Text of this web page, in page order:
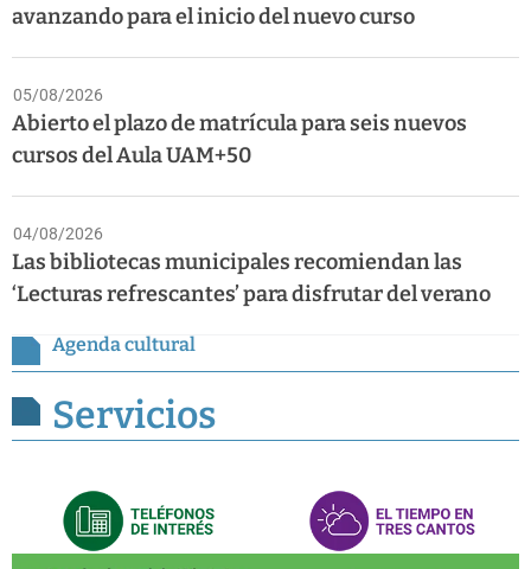
avanzando para el inicio del nuevo curso
05/08/2026
Abierto el plazo de matrícula para seis nuevos
cursos del Aula UAM+50
04/08/2026
Las bibliotecas municipales recomiendan las
‘Lecturas refrescantes’ para disfrutar del verano
Agenda cultural
Servicios